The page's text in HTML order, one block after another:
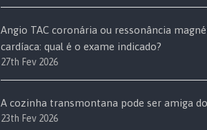
Angio TAC coronária ou ressonância
cardíaca: qual é o exame indicado?
27th Fev 2026
A cozinha transmontana pode ser amiga
23th Fev 2026